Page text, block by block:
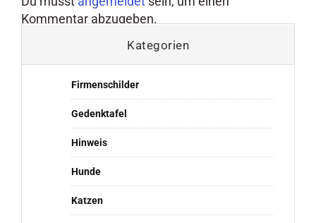
Kommentar abzugeben.
Kategorien
Firmenschilder
Gedenktafel
Hinweis
Hunde
Katzen